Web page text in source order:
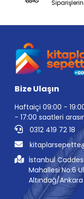
Bize Ulaşın
Haftaiçi 09:00 -
- 17:00 saatleri
0312 419 72 18
İstanbul
Mahallesi No:6
Altındağ/Ankara